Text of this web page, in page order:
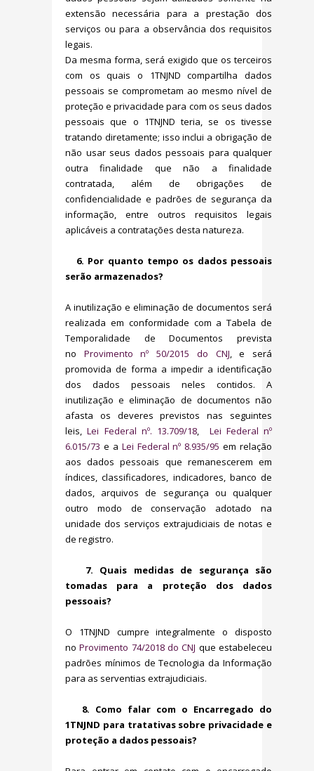
extensão necessária para a prestação dos
serviços ou para a observância dos requisitos
legais.
Da mesma forma, será exigido que os terceiros
com os quais o 1TNJND compartilha dados
pessoais se comprometam ao mesmo nível de
proteção e privacidade para com os seus dados
pessoais que o 1TNJND teria, se os tivesse
tratando diretamente; isso inclui a obrigação de
não usar seus dados pessoais para qualquer
outra finalidade que não a finalidade
contratada, além de obrigações de
confidencialidade e padrões de segurança da
informação, entre outros requisitos legais
aplicáveis a contratações desta natureza.
6. Por quanto tempo os dados pessoais
serão armazenados?
A inutilização e eliminação de documentos será
realizada em conformidade com a Tabela de
Temporalidade de Documentos prevista
no Provimento nº 50/2015 do CNJ, e será
promovida de forma a impedir a identificação
dos dados pessoais neles contidos. A
inutilização e eliminação de documentos não
afasta os deveres previstos nas seguintes
leis,Lei Federal nº. 13.709/18, Lei Federal nº
6.015/73 e a Lei Federal nº 8.935/95 em relação
aos dados pessoais que remanescerem em
índices, classificadores, indicadores, banco de
dados, arquivos de segurança ou qualquer
outro modo de conservação adotado na
unidade dos serviços extrajudiciais de notas e
de registro.
7. Quais medidas de segurança são
tomadas para a proteção dos dados
pessoais?
O 1TNJND cumpre integralmente o disposto
noProvimento 74/2018 do CNJ que estabeleceu
padrões mínimos de Tecnologia da Informação
para as serventias extrajudiciais.
8. Como falar com o Encarregado do
1TNJND para tratativas sobre privacidade e
proteção a dados pessoais?